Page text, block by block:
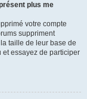
plus me
votre compte
suppriment
taille de leur base de
et essayez de participer